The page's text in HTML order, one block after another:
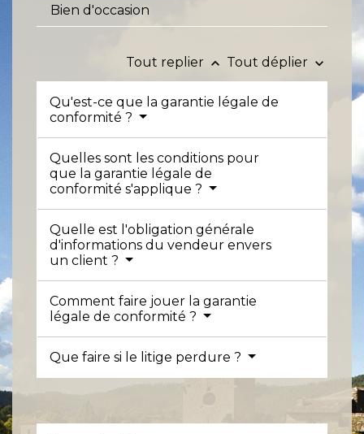
Bien d'occasion
Tout replier keyboard_arrow_up Tout déplier keyboard_arrow_down
Qu'est-ce que la garantie légale de
conformité ?
Quelles sont les conditions pour
que la garantie légale de
conformité s'applique ?
Quelle est l'obligation générale
d'informations du vendeur envers
un client ?
Comment faire jouer la garantie
légale de conformité ?
Que faire si le litige perdure ?